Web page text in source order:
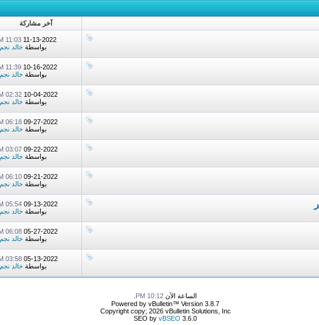
آخر مشاركة
11-13-2022
11:03 PM
بواسطة خالد نجم
10-16-2022
11:39 PM
بواسطة خالد نجم
10-04-2022
02:32 PM
بواسطة خالد نجم
09-27-2022
06:18 PM
بواسطة خالد نجم
09-22-2022
03:07 PM
بواسطة خالد نجم
09-21-2022
06:10 PM
بواسطة خالد نجم
09-13-2022
05:54 PM
بواسطة خالد نجم
05-27-2022
06:08 PM
بواسطة خالد نجم
05-13-2022
03:58 PM
بواسطة خالد نجم
الساعة الآن 10:12 PM
Powered by vBulletin™ Version 3.8.7
Copyright copy; 2026 vBulletin Solutions, Inc
SEO by vBSEO 3.6.0